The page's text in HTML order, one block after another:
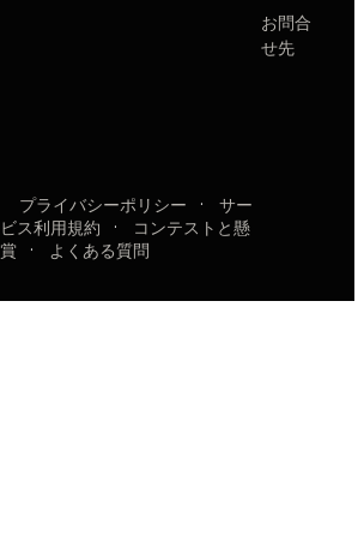
お問合
せ先
プライバシーポリシー ·
サー
ビス利用規約
·
コンテストと懸
賞
· よくある質問